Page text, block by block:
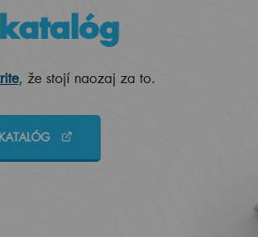
, že stojí naozaj za to.